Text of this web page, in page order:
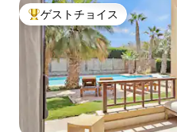
大好評のゲストチョイスです。
ゲストチョイス